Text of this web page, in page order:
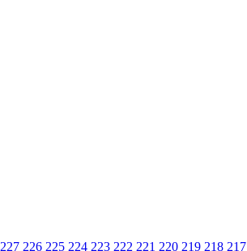
227 226 225 224 223 222 221 220 219 218 217